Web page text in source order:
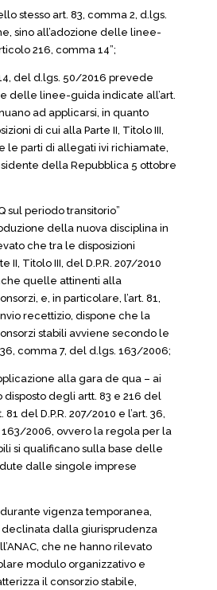
stesso art. 83, comma 2, d.lgs.
sino all’adozione delle linee-
216, comma 14”;
del d.lgs. 50/2016 prevede
delle linee-guida indicate all’art.
ad applicarsi, in quanto
di cui alla Parte II, Titolo III,
le parti di allegati ivi richiamate,
della Repubblica 5 ottobre
sul periodo transitorio”
della nuova disciplina in
che tra le disposizioni
II, Titolo III, del D.P.R. 207/2010
quelle attinenti alla
e, in particolare, l’art. 81,
recettizio, dispone che la
stabili avviene secondo le
comma 7, del d.lgs. 163/2006;
alla gara de qua – ai
degli artt. 83 e 216 del
81 del D.P.R. 207/2010 e l’art. 36,
2006, ovvero la regola per la
si qualificano sulla base delle
dalle singole imprese
vigenza temporanea,
dalla giurisprudenza
che ne hanno rilevato
modulo organizzativo e
il consorzio stabile,